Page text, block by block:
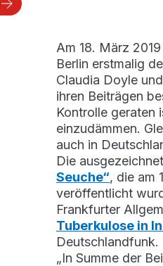
Am 18. März
Berlin erstmalig
Claudia Doyle
ihren Beiträgen
Kontrolle geraten
einzudämmen.
auch in
Die
Seuche“, die am
veröffentlicht
Frankfurter
Tuberkulose in
Deutschlandfunk.
„In Summe der